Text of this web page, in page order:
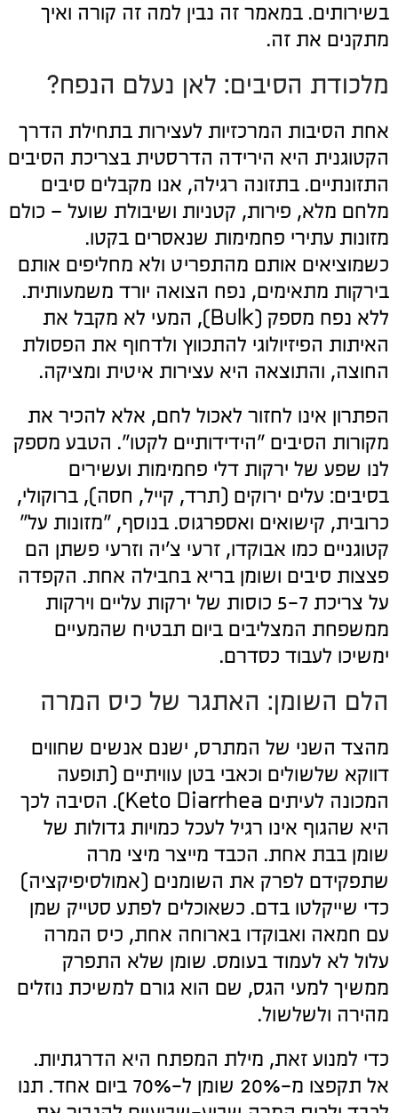
בשירותים. במאמר זה נבין למה זה קורה ואיך
מתקנים את זה.
מלכודת הסיבים: לאן נעלם הנפח?
אחת הסיבות המרכזיות לעצירות בתחילת הדרך
הקטוגנית היא הירידה הדרסטית בצריכת הסיבים
התזונתיים. בתזונה רגילה, אנו מקבלים סיבים
מלחם מלא, פירות, קטניות ושיבולת שועל – כולם
מזונות עתירי פחמימות שנאסרים בקטו.
כשמוציאים אותם מהתפריט ולא מחליפים אותם
בירקות מתאימים, נפח הצואה יורד משמעותית.
ללא נפח מספק (Bulk), המעי לא מקבל את
האיתות הפיזיולוגי להתכווץ ולדחוף את הפסולת
החוצה, והתוצאה היא עצירות איטית ומציקה.
הפתרון אינו לחזור לאכול לחם, אלא להכיר את
מקורות הסיבים "הידידותיים לקטו". הטבע מספק
לנו שפע של ירקות דלי פחמימות ועשירים
בסיבים: עלים ירוקים (תרד, קייל, חסה), ברוקולי,
כרובית, קישואים ואספרגוס. בנוסף, "מזונות על"
קטוגניים כמו אבוקדו, זרעי צ'יה וזרעי פשתן הם
פצצות סיבים ושומן בריא בחבילה אחת. הקפדה
על צריכת 5-7 כוסות של ירקות עליים וירקות
ממשפחת המצליבים ביום תבטיח שהמעיים
ימשיכו לעבוד כסדרם.
הלם השומן: האתגר של כיס המרה
מהצד השני של המתרס, ישנם אנשים שחווים
דווקא שלשולים וכאבי בטן עוויתיים (תופעה
המכונה לעיתים Keto Diarrhea). הסיבה לכך
היא שהגוף אינו רגיל לעכל כמויות גדולות של
שומן בבת אחת. הכבד מייצר מיצי מרה
שתפקידם לפרק את השומנים (אמולסיפיקציה)
כדי שייקלטו בדם. כשאוכלים לפתע סטייק שמן
עם חמאה ואבוקדו בארוחה אחת, כיס המרה
עלול לא לעמוד בעומס. שומן שלא התפרק
ממשיך למעי הגס, שם הוא גורם למשיכת נוזלים
מהירה ולשלשול.
כדי למנוע זאת, מילת המפתח היא הדרגתיות.
אל תקפצו מ-20% שומן ל-70% ביום אחד. תנו